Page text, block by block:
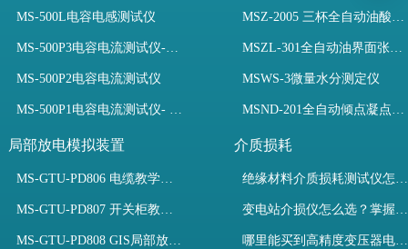
MS-500L电容电感测试仪
MS-500P3电容电流测试仪-3PT、两种4PT、1PT连接方式
MS-500P2电容电流测试仪
MS-500P1电容电流测试仪- 支持3PT、4PT、1PT
MSZ-2005 三杯全自动油酸值测定仪
MSZL-301全自动油界面张力仪
MSWS-3微量水分测定仪
MSND-201全自动倾点凝点测试仪
局部放电模拟装置
MS-GTU-PD806 电缆教学用局部放电模拟装置
MS-GTU-PD807 开关柜教学用局部放电模拟装置
MS-GTU-PD808 GIS局部放电模拟系统
介质损耗
绝缘材料介质损耗测试仪怎么选？看木森电气B端定制如何升级测试效率
变电站介损仪怎么选？掌握采购要点-木森电气
哪里能买到高精度变压器电容量及介损测试仪？快速解决选型难题